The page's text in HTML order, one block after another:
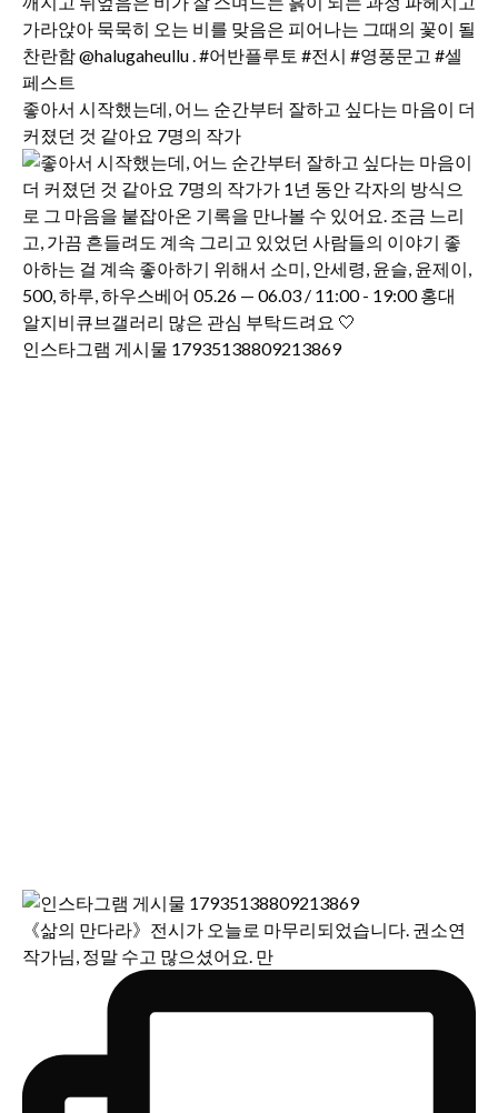
좋아서 시작했는데, 어느 순간부터 잘하고 싶다는 마음이 더
커졌던 것 같아요 7명의 작가
인스타그램 게시물 17935138809213869
《삶의 만다라》전시가 오늘로 마무리되었습니다. 권소연
작가님, 정말 수고 많으셨어요. 만